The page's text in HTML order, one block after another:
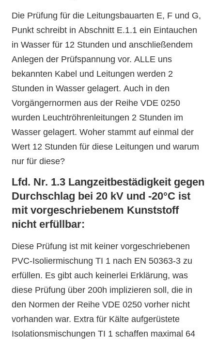
Die Prüfung für die Leitungsbauarten E, F und G,
Punkt schreibt in Abschnitt E.1.1 ein Eintauchen
in Wasser für 12 Stunden und anschließendem
Anlegen der Prüfspannung vor. ALLE uns
bekannten Kabel und Leitungen werden 2
Stunden in Wasser gelagert. Auch in den
Vorgängernormen aus der Reihe VDE 0250
wurden Leuchtröhrenleitungen 2 Stunden im
Wasser gelagert. Woher stammt auf einmal der
Wert 12 Stunden für diese Leitungen und warum
nur für diese?
Lfd. Nr. 1.3 Langzeitbestädigkeit gegen
Durchschlag bei 20 kV und -20°C ist
mit vorgeschriebenem Kunststoff
nicht erfüllbar:
Diese Prüfung ist mit keiner vorgeschriebenen
PVC-Isoliermischung TI 1 nach EN 50363-3 zu
erfüllen. Es gibt auch keinerlei Erklärung, was
diese Prüfung über 200h implizieren soll, die in
den Normen der Reihe VDE 0250 vorher nicht
vorhanden war. Extra für Kälte aufgerüstete
Isolationsmischungen TI 1 schaffen maximal 64